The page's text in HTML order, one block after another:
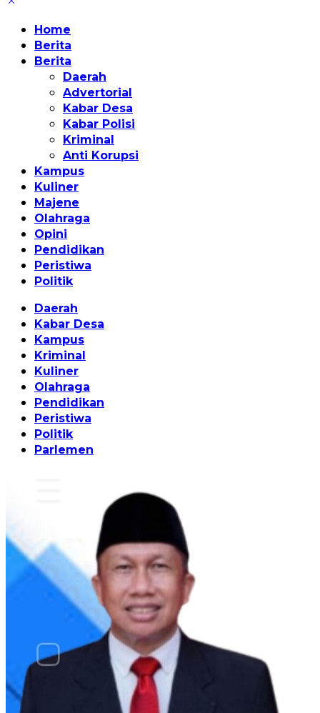
Home
Berita
Berita
Daerah
Advertorial
Kabar Desa
Kabar Polisi
Kriminal
Anti Korupsi
Kampus
Kuliner
Majene
Olahraga
Opini
Pendidikan
Peristiwa
Politik
Daerah
Kabar Desa
Kampus
Kriminal
Kuliner
Olahraga
Pendidikan
Peristiwa
Politik
Parlemen